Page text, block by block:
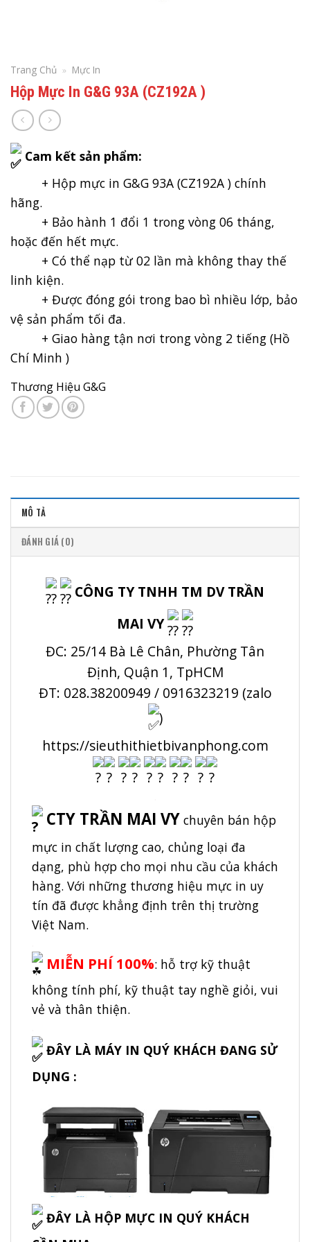
Trang Chủ » Mực In
Hộp Mực In G&G 93A (CZ192A )
Cam kết sản phẩm:
+ Hộp mực in G&G 93A (CZ192A ) chính
hãng.
+ Bảo hành 1 đổi 1 trong vòng 06 tháng,
hoặc đến hết mực.
+ Có thể nạp từ 02 lần mà không thay thế
linh kiện.
+ Được đóng gói trong bao bì nhiều lớp, bảo
vệ sản phẩm tối đa.
+ Giao hàng tận nơi trong vòng 2 tiếng (Hồ
Chí Minh )
Thương Hiệu G&G
MÔ TẢ
ĐÁNH GIÁ (0)
CÔNG TY TNHH TM DV TRẦN
MAI VY
ĐC: 25/14 Bà Lê Chân, Phường Tân
Định, Quận 1, TpHCM
ĐT: 028.38200949 / 0916323219 (zalo
)
https://sieuthithietbivanphong.com
CTY TRẦN MAI VY chuyên bán hộp
mực in chất lượng cao, chủng loại đa
dạng, phù hợp cho mọi nhu cầu của khách
hàng. Với những thương hiệu mực in uy
tín đã được khẳng định trên thị trường
Việt Nam.
MIỄN PHÍ 100%: hỗ trợ kỹ thuật
không tính phí, kỹ thuật tay nghề giỏi, vui
vẻ và thân thiện.
ĐÂY LÀ MÁY IN QUÝ KHÁCH ĐANG SỬ
DỤNG :
ĐÂY LÀ HỘP MỰC IN QUÝ KHÁCH